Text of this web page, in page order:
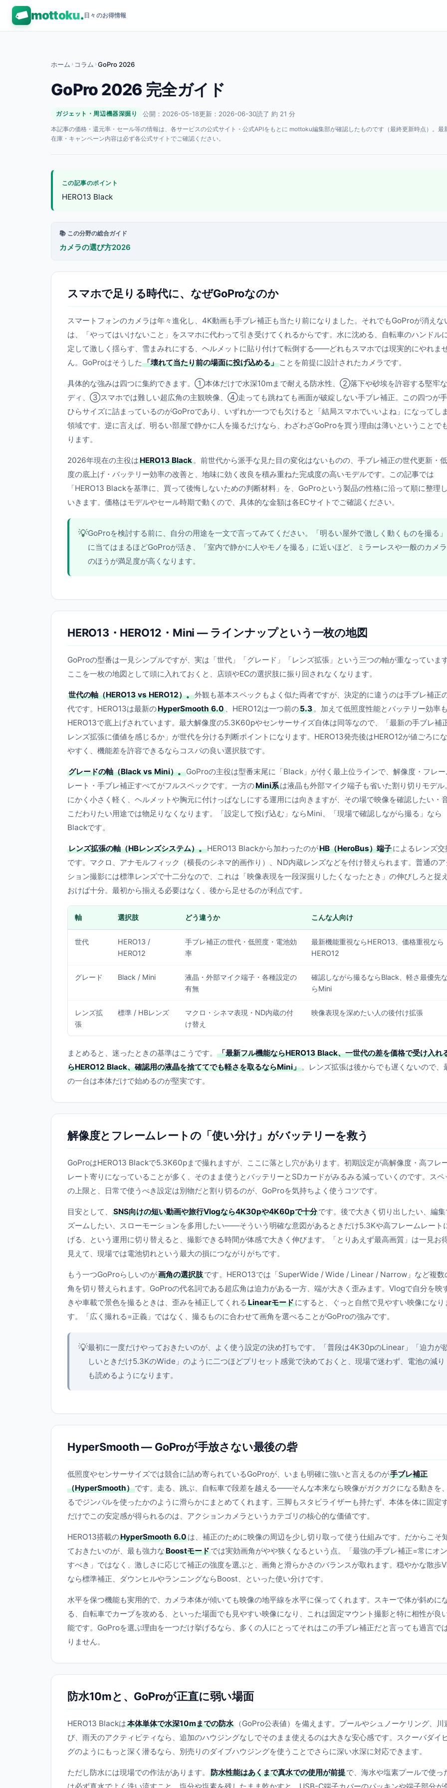
mottoku.日々のお得情報
ホーム › コラム › GoPro 2026
GoPro 2026 完全ガイド
ガジェット・周辺機器深掘り 公開：2026-05-18更新：2026-06-30読了 約 21 分
本記事の価格・還元率・セール等の情報は、各サービスの公式サイト・公式APIをもとに mottoku編集部が確認したものです（最終更新時点）。最
在庫・キャンペーン内容は必ず各公式サイトでご確認ください。
この記事のポイント
HERO13 Black
📚 この分野の総合ガイド
カメラの選び方2026
スマホで足りる時代に、なぜGoProなのか
スマートフォンのカメラは年々進化し、4K動画も手ブレ補正も当たり前になりました。それでもGoProが消えな
は、「やってはいけないこと」をスマホに代わって引き受けてくれるからです。水に沈める、自転車のハンドル
定して激しく揺らす、雪まみれにする、ヘルメットに貼り付けて転倒する――どれもスマホでは現実的にやれま
ん。GoProはそうした 「壊れて当たり前の場面に投げ込める」 ことを前提に設計されたカメラです。
具体的な強みは四つに集約できます。①本体だけで水深10mまで耐える防水性、②落下や砂埃を許容する堅牢
ディ、③スマホでは難しい超広角の主観映像、④走っても跳ねても画面が破綻しない手ブレ補正。この四つが
ひらサイズに詰まっているのがGoProであり、いずれか一つでも欠けると「結局スマホでいいよね」になってし
領域です。逆に言えば、明るい部屋で静かに人を撮るだけなら、わざわざGoProを買う理由は薄いということで
ります。
2026年現在の主役はHERO13 Black。前世代から派手な見た目の変化はないものの、手ブレ補正の世代更新・
度の底上げ・バッテリー効率の改善と、地味に効く改良を積み重ねた完成度の高いモデルです。この記事では
「HERO13 Blackを基準に、買って後悔しないための判断材料」を、GoProという製品の性格に沿って順に整理
いきます。価格はモデルやセール時期で動くので、具体的な金額は各ECサイトでご確認ください。
💡GoProを検討する前に、自分の用途を一文で言ってみてください。「明るい屋外で激しく動くものを撮る」
に当てはまるほどGoProが活き、「室内で静かに人やモノを撮る」に近いほど、ミラーレスや一般のカメラ
のほうが満足度が高くなります。
HERO13・HERO12・Mini — ラインナップという一枚の地図
GoProの型番は一見シンプルですが、実は「世代」「グレード」「レンズ拡張」という三つの軸が重なっています
ここを一枚の地図として頭に入れておくと、店頭やECの選択肢に振り回されなくなります。
世代の軸（HERO13 vs HERO12）。外観も基本スペックもよく似た両者ですが、決定的に違うのは手ブレ補正
代です。HERO13は最新のHyperSmooth 6.0 、HERO12は一つ前の5.3。加えて低照度性能とバッテリー効率も
HERO13で底上げされています。最大解像度の5.3K60pやセンサーサイズ自体は同等なので、「最新の手ブレ補
レンズ拡張に価値を感じるか」が世代を分ける判断ポイントになります。HERO13発売後はHERO12が値ごろに
やすく、機能差を許容できるならコスパの良い選択肢です。
グレードの軸（Black vs Mini）。GoProの主役は型番末尾に「Black」が付く最上位ラインで、解像度・フレー
レート・手ブレ補正すべてがフルスペックです。一方のMini系は液晶も外部マイク端子も省いた割り切りモデル
にかく小さく軽く、ヘルメットや胸元に付けっぱなしにする運用には向きますが、その場で映像を確認したい・
こだわりたい用途では物足りなくなります。「設定して投げ込む」ならMini、「現場で確認しながら撮る」なら
Blackです。
レンズ拡張の軸（HBレンズシステム）。HERO13 Blackから加わったのがHB（HeroBus）端子によるレンズ交
です。マクロ、アナモルフィック（横長のシネマ的画作り）、ND内蔵レンズなどを付け替えられます。普通のア
ション撮影には標準レンズで十二分なので、これは「映像表現を一段深掘りしたくなったとき」の伸びしろと捉
おけば十分。最初から揃える必要はなく、後から足せるのが利点です。
軸 選択肢 どう違うか こんな人向け
世代
HERO13 /
HERO12
手ブレ補正の世代・低照度・電池効
率
最新機能重視ならHERO13、価格重視なら
HERO12
グレード Black / Mini
液晶・外部マイク端子・各種設定の
有無
確認しながら撮るならBlack、軽さ最優先な
らMini
レンズ拡
張
標準 / HBレンズ
マクロ・シネマ表現・ND内蔵の付
け替え
映像表現を深めたい人の後付け拡張
まとめると、迷ったときの基準はこうです。
「最新フル機能ならHERO13 Black、一世代の差を価格で受け入れ
らHERO12 Black、確認用の液晶を捨ててでも軽さを取るならMini」。レンズ拡張は後からでも遅くないので、
の一台は本体だけで始めるのが堅実です。
解像度とフレームレートの「使い分け」がバッテリーを救う
GoProはHERO13 Blackで5.3K60pまで撮れますが、ここに落とし穴があります。初期設定が高解像度・高フレ
レート寄りになっていることが多く、そのまま使うとバッテリーとSDカードがみるみる減っていくのです。スペ
の上限と、日常で使うべき設定は別物だと割り切るのが、GoProを気持ちよく使うコツです。
目安として、 SNS向けの短い動画や旅行Vlogなら4K30pや4K60pで十分です。後で大きく切り出したい、編
ズームしたい、スローモーションを多用したい――そういう明確な意図があるときだけ5.3Kや高フレームレート
げる、という運用に切り替えると、撮影できる時間が体感で大きく伸びます。「とりあえず最高画質」は一見お
見えて、現場では電池切れという最大の損につながりがちです。
もう一つGoProらしいのが画角の選択肢です。HERO13では「SuperWide / Wide / Linear / Narrow」など複数
角を切り替えられます。GoProの代名詞である超広角は迫力がある一方、端が大きく歪みます。Vlogで自分を映
きや車載で景色を撮るときは、歪みを補正してくれる Linearモードにすると、ぐっと自然で見やすい映像になり
す。「広く撮れる=正義」ではなく、撮るものに合わせて画角を選べることがGoProの強みです。
💡最初に一度だけやっておきたいのが、よく使う設定の決め打ちです。「普段は4K30pのLinear」「迫力が
しいときだけ5.3KのWide」のように二つほどプリセット感覚で決めておくと、現場で迷わず、電池の減り
も読めるようになります。
HyperSmooth — GoProが手放さない最後の砦
低照度やセンサーサイズでは競合に詰め寄られているGoProが、いまも明確に強いと言えるのが手ブレ補正
（HyperSmooth）です。走る、跳ぶ、自転車で段差を越える――そんな本来なら映像がガクガクになる動きを
るでジンバルを使ったかのように滑らかにまとめてくれます。三脚もスタビライザーも持たず、本体を体に固定
だけでこの安定感が得られるのは、アクションカメラというカテゴリの核心的な価値です。
HERO13搭載のHyperSmooth 6.0は、補正のために映像の周辺を少し切り取って使う仕組みです。だからこそ
ておきたいのが、最も強力なBoostモードでは実効画角がやや狭くなるという点。「最強の手ブレ補正=常にオ
すべき」ではなく、激しさに応じて補正の強度を選ぶと、画角と滑らかさのバランスが取れます。穏やかな散歩
なら標準補正、ダウンヒルやランニングならBoost、といった使い分けです。
水平を保つ機能も実用的で、カメラ本体が傾いても映像の地平線を水平に保ってくれます。スキーで体が斜めに
る、自転車でカーブを攻める、といった場面でも見やすい映像になり、これは固定マウント撮影と特に相性が良
能です。GoProを選ぶ理由を一つだけ挙げるなら、多くの人にとってそれはこの手ブレ補正だと言っても過言で
りません。
防水10mと、GoProが正直に弱い場面
HERO13 Blackは本体単体で水深10mまでの防水 （GoPro公表値）を備えます。プールやシュノーケリング、川
び、雨天のアクティビティなら、追加のハウジングなしでそのまま使えるのは大きな安心感です。スクーバダイ
グのようにもっと深く潜るなら、別売りのダイブハウジングを使うことでさらに深い水深に対応できます。
ただし防水には現場での作法があります。 防水性能はあくまで真水での使用が前提で、海水や塩素プールで使っ